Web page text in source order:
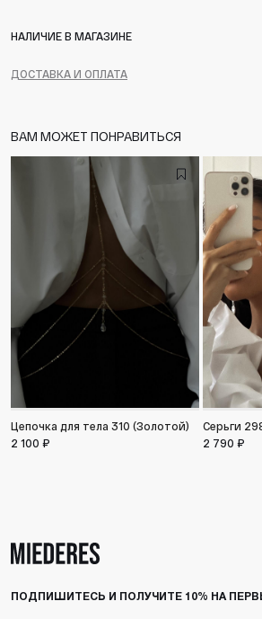
НАЛИЧИЕ В МАГАЗИНЕ
ДОСТАВКА И ОПЛАТА
ВАМ МОЖЕТ ПОНРАВИТЬСЯ
Цепочка для тела 310 (Золотой)
2 100 ₽
Серьги
2 790 ₽
ПОДПИШИТЕСЬ И ПОЛУЧИТЕ 10% НА